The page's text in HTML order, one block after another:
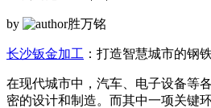
by 胜万铭
长沙钣金加工 ：打造智慧城市的钢
在现代城市中，汽车、电子设备等
密的设计和制造。而其中一项关键